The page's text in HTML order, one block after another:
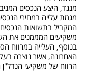
מנגד, היצע הנכסים
מגמת עלייה במחירי
המקביל בתשואות הנכסים
משקיעים המממנים את
האחרונה, אשר נוצרה
הרווח של משקיעי הנדל"ן